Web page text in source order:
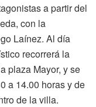
a partir del
con la
Laínez. Al día
recorrerá la
plaza Mayor, y se
a 14.00 horas y de
de la villa.